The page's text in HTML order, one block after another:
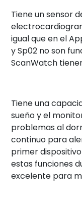
Tiene un sensor
igual que en el
y Sp02 no son
ScanWatch
Tiene una
sueño y el
problemas al
continuo para
primer
estas funciones
excelente para